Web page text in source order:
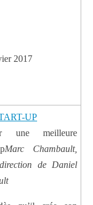
2017
UP
une meilleure
Marc Chambault,
de Daniel